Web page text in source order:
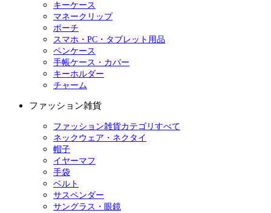
キーケース
マネークリップ
ポーチ
スマホ・PC・タブレット用品
ペンケース
手帳ケース・カバー
キーホルダー
チャーム
ファッション雑貨
ファッション雑貨カテゴリすべて
ネックウェア・ネクタイ
帽子
イヤーマフ
手袋
ベルト
サスペンダー
サングラス・眼鏡